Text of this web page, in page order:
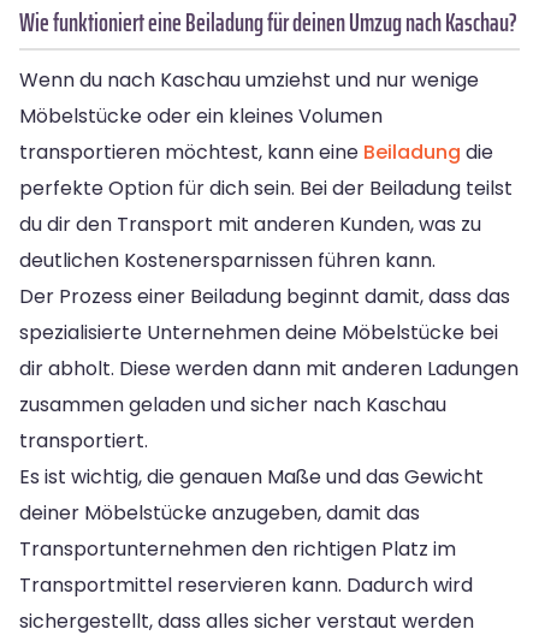
Wie funktioniert eine Beiladung für deinen Umzug nach Kaschau?
Wenn du nach Kaschau umziehst und nur wenige
Möbelstücke oder ein kleines Volumen
transportieren möchtest, kann eine Beiladung die
perfekte Option für dich sein. Bei der Beiladung teilst
du dir den Transport mit anderen Kunden, was zu
deutlichen Kostenersparnissen führen kann.
Der Prozess einer Beiladung beginnt damit, dass das
spezialisierte Unternehmen deine Möbelstücke bei
dir abholt. Diese werden dann mit anderen Ladungen
zusammen geladen und sicher nach Kaschau
transportiert.
Es ist wichtig, die genauen Maße und das Gewicht
deiner Möbelstücke anzugeben, damit das
Transportunternehmen den richtigen Platz im
Transportmittel reservieren kann. Dadurch wird
sichergestellt, dass alles sicher verstaut werden